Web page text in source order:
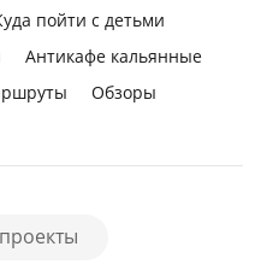
пойти с детьми
Антикафе кальянные
Обзоры